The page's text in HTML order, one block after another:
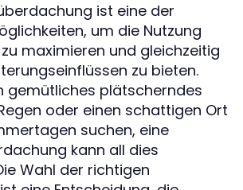
ist eine der
um die Nutzung
maximieren und gleichzeitig
zu bieten.
gemütliches plätscherndes
oder einen schattigen Ort
suchen, eine
kann all dies
Wahl der richtigen